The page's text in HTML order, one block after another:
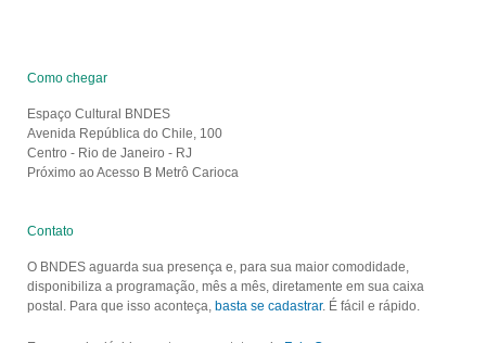
Como chegar
Espaço Cultural BNDES
Avenida República do Chile, 100
Centro - Rio de Janeiro - RJ
Próximo ao Acesso B Metrô Carioca
Contato
O BNDES aguarda sua presença e, para sua maior comodidade,
disponibiliza a programação, mês a mês, diretamente em sua caixa
postal. Para que isso aconteça, basta se cadastrar. É fácil e rápido.